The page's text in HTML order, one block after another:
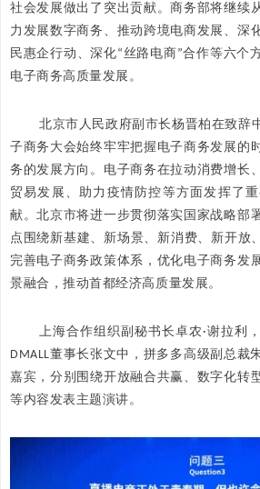
社会发展做出了突出贡献。商务部将继续
力发展数字商务、推动跨境电商发展、深
民惠企行动、深化“丝路电商”合作等六个
电子商务高质量发展。
北京市人民政府副市长杨晋柏在致辞
子商务大会始终牢牢把握电子商务发展的
务的发展方向。电子商务在拉动消费增长
贸易发展、助力疫情防控等方面发挥了
献。北京市将进一步贯彻落实国家战略部
点围绕新基建、新场景、新消费、新开放
完善电子商务政策体系，优化电子商务发
景融合，推动首都经济高质量发展。
上海合作组织副秘书长卓农·谢拉利
DMALL董事长张文中，拼多多高级副总裁
嘉宾，分别围绕开放融合共赢、数字化转
等内容发表主题演讲。